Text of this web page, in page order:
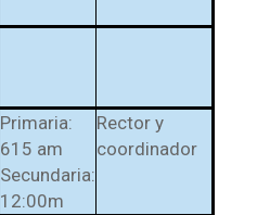
Primaria:
615 am
Secundaria:
12:00m
Rector y
coordinador